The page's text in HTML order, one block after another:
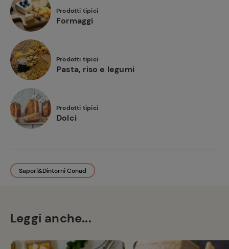
Prodotti tipici
Formaggi
Prodotti tipici
Pasta, riso e legumi
Prodotti tipici
Dolci
Sapori&Dintorni Conad
Leggi anche...